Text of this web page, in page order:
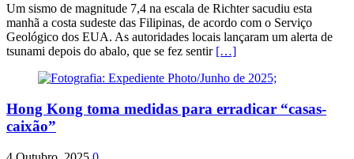
Um sismo de magnitude 7,4 na escala de Richter sacudiu esta
manhã a costa sudeste das Filipinas, de acordo com o Serviço
Geológico dos EUA. As autoridades locais lançaram um alerta de
tsunami depois do abalo, que se fez sentir […]
Hong Kong toma medidas para erradicar “casas-
caixão”